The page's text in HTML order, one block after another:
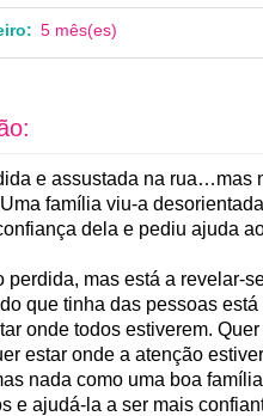
5 mês(es)
e assustada na rua…mas
família viu-a
dela e pediu ajuda
mas está a revelar-
que tinha das pessoas está
onde todos estiverem.
estar onde a atenção
nada como uma boa
e ajudá-la a ser mais